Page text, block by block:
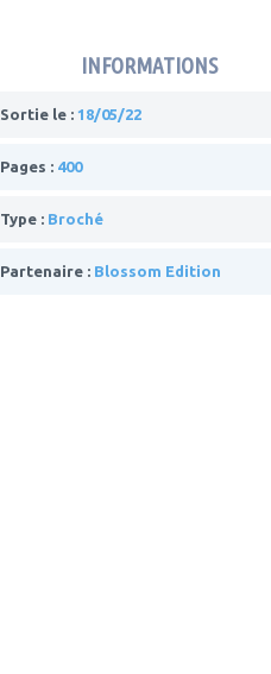
INFORMATIONS
Sortie le : 18/05/22
Pages : 400
Type : Broché
Partenaire : Blossom Edition